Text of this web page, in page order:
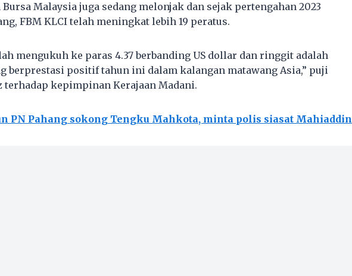
Bursa Malaysia juga sedang melonjak dan sejak pertengahan 2023
FBM KLCI telah meningkat lebih 19 peratus.
mengukuh ke paras 4.37 berbanding US dollar dan ringgit adalah
berprestasi positif tahun ini dalam kalangan matawang Asia,” puji
terhadap kepimpinan Kerajaan Madani.
PN Pahang sokong Tengku Mahkota, minta polis siasat Mahiaddin